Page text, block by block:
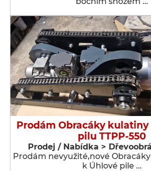
Prodám Obracáky kulatiny
pilu TTPP-550
Prodej / Nabídka >
Prodám nevyužité,nové
k Úhlové pile …